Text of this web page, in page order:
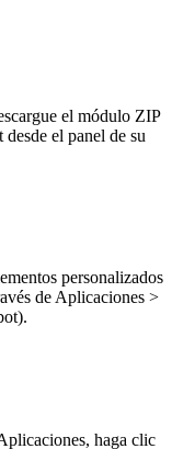
el módulo ZIP
el panel de su
personalizados
de Aplicaciones >
haga clic